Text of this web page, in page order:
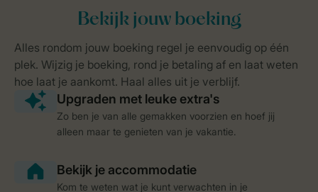
Zo ben je van alle gemakken voorzien en hoef jij
alleen maar te genieten van je vakantie.
Kom te weten wat je kunt verwachten in je